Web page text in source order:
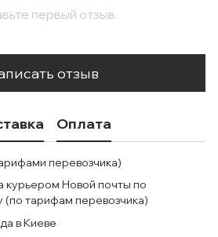
первый отзыв
отзыв
Оплата
перевозчика)
курьером Новой почты по
(по тарифам перевозчика)
в Киеве